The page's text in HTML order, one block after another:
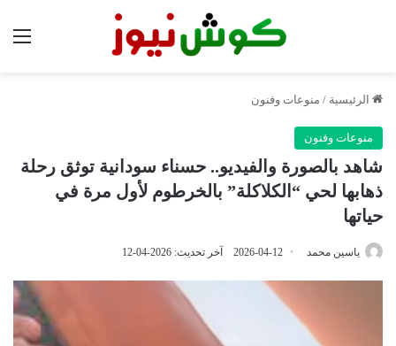
الرئيسية / منوعات وفنون
منوعات وفنون
شاهد بالصورة والفيديو.. حسناء سودانية توثق رحلة
ذهابها لحي “الكلاكلة” بالخرطوم لأول مرة في
حياتها
ياسين محمد 2026-04-12 آخر تحديث: 2026-04-12